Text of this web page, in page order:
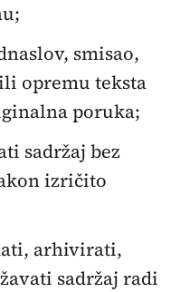
smisao,
opremu teksta
poruka;
sadržaj bez
izričito
arhivirati,
sadržaj radi